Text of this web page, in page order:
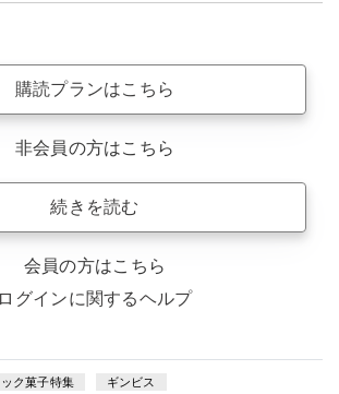
購読プランはこちら
非会員の方はこちら
続きを読む
会員の方はこちら
ログインに関するヘルプ
ク菓子特集 ギンビス